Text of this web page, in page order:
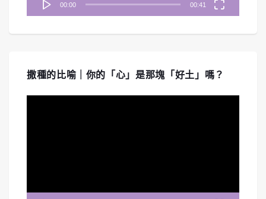
00:00 00:41
撒種的比喻｜你的「心」是那塊「好土」嗎？